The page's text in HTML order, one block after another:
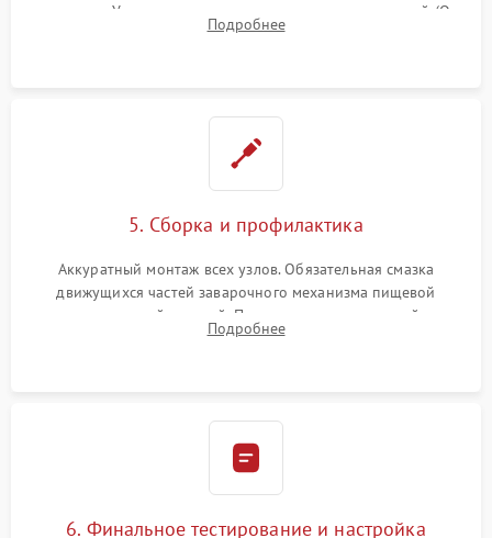
жерновов. Установка новых силиконовых уплотнителей (O-
ring) и тефлоновых трубок для надежного устранения
Подробнее
5. Сборка и профилактика
Аккуратный монтаж всех узлов. Обязательная смазка
движущихся частей заварочного механизма пищевой
силиконовой смазкой. Проведение программной
декальцинации и очистки системы от кофейных масел.
Подробнее
6. Финальное тестирование и настройка